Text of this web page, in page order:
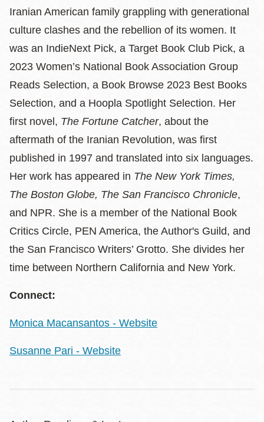
Iranian American family grappling with generational
culture clashes and the rebellion of its women. It
was an IndieNext Pick, a Target Book Club Pick, a
2023 Women’s National Book Association Group
Reads Selection, a Book Browse 2023 Best Books
Selection, and a Hoopla Spotlight Selection. Her
first novel, The Fortune Catcher, about the
aftermath of the Iranian Revolution, was first
published in 1997 and translated into six languages.
Her work has appeared in The New York Times,
The Boston Globe, The San Francisco Chronicle,
and NPR. She is a member of the National Book
Critics Circle, PEN America, the Author's Guild, and
the San Francisco Writers’ Grotto. She divides her
time between Northern California and New York.
Connect:
Monica Macansantos - Website
Susanne Pari - Website